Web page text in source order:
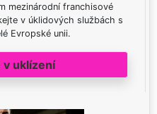
mezinárodní franchisové
v úklidových službách s
Evropské unii.
v uklízení